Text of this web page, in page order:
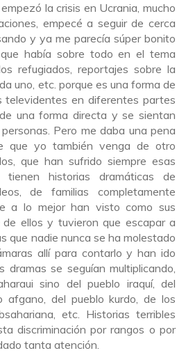
la crisis en Ucrania, mucho
empecé a seguir de cerca
y ya me parecía súper bonito
había sobre todo en el tema
refugiados, reportajes sobre la
uno, etc. porque es una forma de
televidentes en diferentes partes
una forma directa y se sientan
Pero me daba una pena
que yo también venga de otro
que han sufrido siempre esas
tienen historias dramáticas de
de familias completamente
a lo mejor han visto como sus
ellos y tuvieron que escapar a
que nadie nunca se ha molestado
allí para contarlo y han ido
dramas se seguían multiplicando,
sino del pueblo iraquí, del
afgano, del pueblo kurdo, de los
etc. Historias terribles
discriminación por rangos o por
tanta atención.